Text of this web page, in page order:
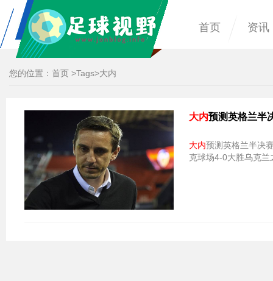
首页 资讯
您的位置： 首页 >Tags>大内
大内预测英格兰半
大内预测英格兰半决赛首发：
克球场4-0大胜乌克